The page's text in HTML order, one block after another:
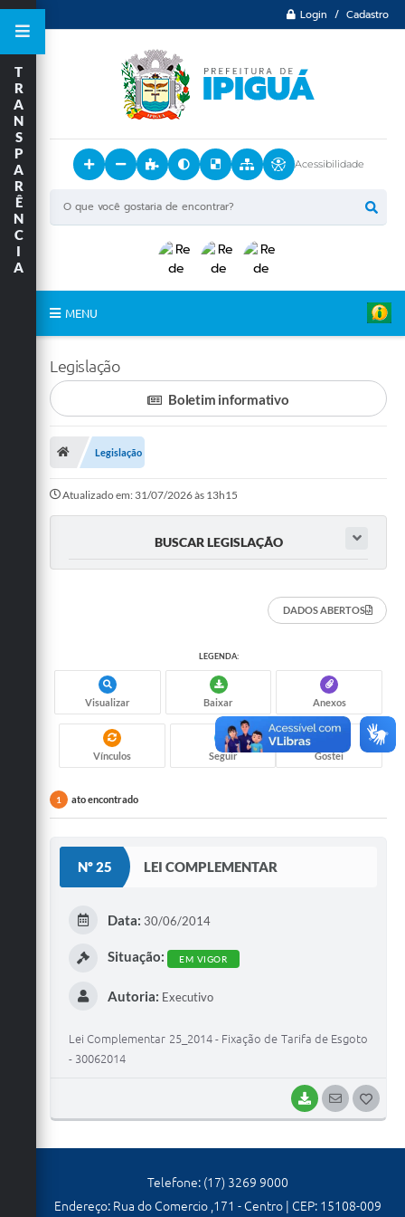
Login / Cadastro
Acessibilidade
MENU
O Município
Transparência
Contato
E-sic
Solicitação de Visualização de Imagens de Câmeras
Câmara Municipal
Contas Publicas
Galeria de Fotos
Galeria de Vídeos
Links
Serviços Online
Telefones Úteis
Notícias
T
R
A
N
S
P
A
R
Ê
N
C
I
A
Legislação
Boletim informativo
Legislação
Atualizado em: 31/07/2026 às 13h15
BUSCAR LEGISLAÇÃO
DADOS ABERTOS
LEGENDA:
Visualizar Baixar Anexos
Vínculos Seguir Gostei
1 ato encontrado
Nº 25 LEI COMPLEMENTAR
BAIXARSEGUIR
E
Data: 30/06/2014
Situação: EM VIGOR
Autoria: Executivo
Lei Complementar 25_2014 - Fixação de Tarifa de Esgoto
- 30062014
Telefone: (17) 3269 9000
Endereço: Rua do Comercio ,171 - Centro | CEP: 15108-009